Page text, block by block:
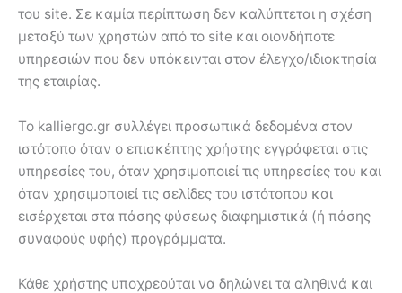
του site. Σε καμία περίπτωση δεν καλύπτεται η σχέση
μεταξύ των χρηστών από το site και οιονδήποτε
υπηρεσιών που δεν υπόκεινται στον έλεγχο/ιδιοκτησία
της εταιρίας.
Το kalliergo.gr συλλέγει προσωπικά δεδομένα στον
ιστότοπο όταν ο επισκέπτης χρήστης εγγράφεται στις
υπηρεσίες του, όταν χρησιμοποιεί τις υπηρεσίες του και
όταν χρησιμοποιεί τις σελίδες του ιστότοπου και
εισέρχεται στα πάσης φύσεως διαφημιστικά (ή πάσης
συναφούς υφής) προγράμματα.
Κάθε χρήστης υποχρεούται να δηλώνει τα αληθινά και